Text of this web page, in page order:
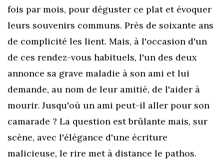
fois par mois, pour déguster ce plat et évoquer
leurs souvenirs communs. Près de soixante ans
de complicité les lient. Mais, à l'occasion d'un
de ces rendez-vous habituels, l'un des deux
annonce sa grave maladie à son ami et lui
demande, au nom de leur amitié, de l'aider à
mourir. Jusqu'où un ami peut-il aller pour son
camarade ? La question est brûlante mais, sur
scène, avec l'élégance d'une écriture
malicieuse, le rire met à distance le pathos.